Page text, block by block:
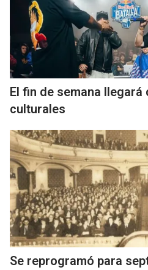
El fin de semana
culturales
Se reprogramó para